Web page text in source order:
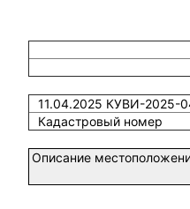
11.04.2025 КУВИ-2025-
Кадастровый номер
Описание